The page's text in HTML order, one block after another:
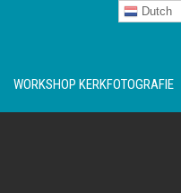
WORKSHOP KERKFOTOGRAFIE
Dutch